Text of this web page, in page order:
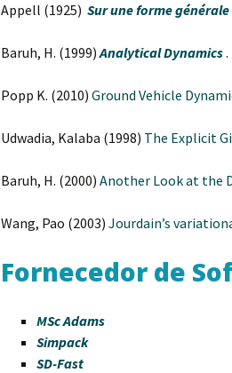
Appell (1925) Sur une forme
Baruh, H. (1999)Analytical Dynamics
Popp K. (2010) Ground Vehicle
Udwadia, Kalaba (1998) The Explicit
Baruh, H. (2000) Another Look at the
Wang, Pao (2003) Jourdain’s
Fornecedor de
MSc Adams
Simpack
SD-Fast